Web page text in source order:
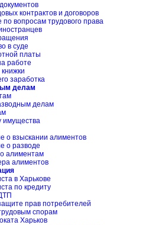
контрактов и договоров
по вопросам трудового права
в суде
платы
работе
заработка
делам
делам
имущества
о взыскании алиментов
о разводе
алиментам
алиментов
в Харькове
по кредиту
прав потребителей
спорам
Харьков